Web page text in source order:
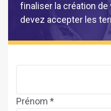
finaliser la création
devez accepter les
Prénom *